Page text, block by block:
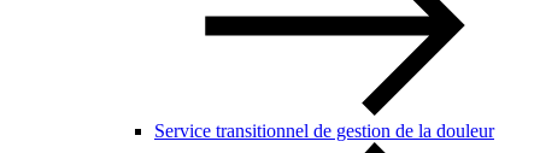
Service transitionnel de gestion de la douleur